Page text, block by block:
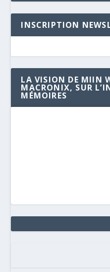
INSCRIPTION
LA VISION DE MIIN
MACRONIX, SUR
MÉMOIRES